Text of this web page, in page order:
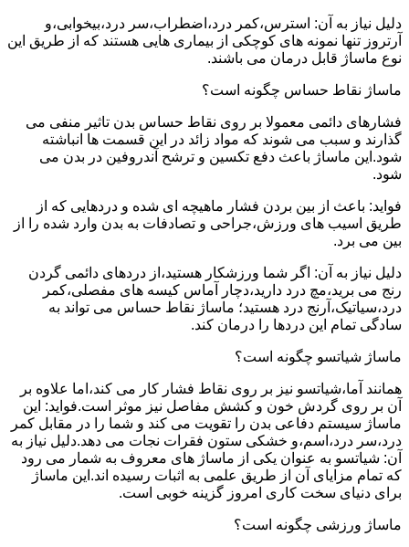
دلیل نیاز به آن: استرس،کمر درد،اضطراب،سر درد،بیخوابی،و
آرتروز تنها نمونه های کوچکی از بیماری هایی هستند که از طریق این
نوع ماساژ قابل درمان می باشند.
ماساژ نقاط حساس چگونه است؟
فشارهای دائمی معمولا بر روی نقاط حساس بدن تاثیر منفی می
گذارند و سبب می شوند که مواد زائد در این قسمت ها انباشته
شود.این ماساژ باعث دفع تکسین و ترشح آندروفین در بدن می
شود.
فواید: باعث از بین بردن فشار ماهیچه ای شده و دردهایی که از
طریق اسیب های ورزش،جراحی و تصادفات به بدن وارد شده را از
بین می برد.
دلیل نیاز به آن: اگر شما ورزشکار هستید،از دردهای دائمی گردن
رنج می برید،مچ درد دارید،دچار آماس کیسه های مفصلی،کمر
درد،سیاتیک،آرنج درد هستید؛ ماساژ نقاط حساس می تواند به
سادگی تمام این دردها را درمان کند.
ماساژ شیاتسو چگونه است؟
همانند آما،شیاتسو نیز بر روی نقاط فشار کار می کند،اما علاوه بر
آن بر روی گردش خون و کشش مفاصل نیز موثر است.فواید: این
ماساژ سیستم دفاعی بدن را تقویت می کند و شما را در مقابل کمر
درد،سر درد،اسم،و خشکی ستون فقرات نجات می دهد.دلیل نیاز به
آن: شیاتسو به عنوان یکی از ماساژ های معروف به شمار می رود
که تمام مزایای آن از طریق علمی به اثبات رسیده اند.این ماساژ
برای دنیای سخت کاری امروز گزینه خوبی است.
ماساژ ورزشی چگونه است؟